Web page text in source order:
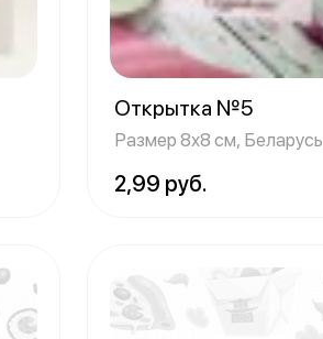
Открытка №5
Размер 8х8 см, Беларусь
2,99 руб.